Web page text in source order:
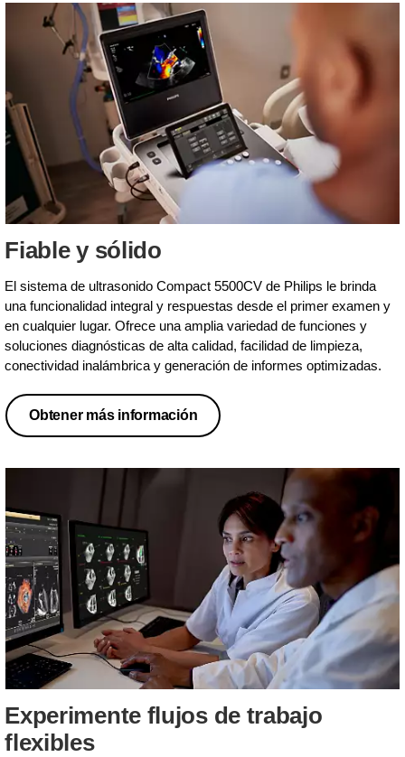
Fiable y sólido
El sistema de ultrasonido Compact 5500CV de Philips le brinda
una funcionalidad integral y respuestas desde el primer examen y
en cualquier lugar. Ofrece una amplia variedad de funciones y
soluciones diagnósticas de alta calidad, facilidad de limpieza,
conectividad inalámbrica y generación de informes optimizadas.
Obtener más información
Experimente flujos de trabajo
flexibles